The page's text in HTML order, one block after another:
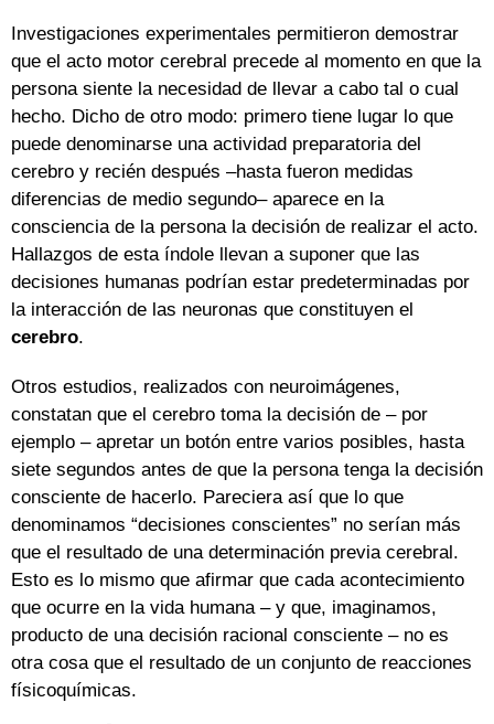
Investigaciones experimentales permitieron demostrar
que el acto motor cerebral precede al momento en que la
persona siente la necesidad de llevar a cabo tal o cual
hecho. Dicho de otro modo: primero tiene lugar lo que
puede denominarse una actividad preparatoria del
cerebro y recién después –hasta fueron medidas
diferencias de medio segundo– aparece en la
consciencia de la persona la decisión de realizar el acto.
Hallazgos de esta índole llevan a suponer que las
decisiones humanas podrían estar predeterminadas por
la interacción de las neuronas que constituyen el
cerebro.
Otros estudios, realizados con neuroimágenes,
constatan que el cerebro toma la decisión de – por
ejemplo – apretar un botón entre varios posibles, hasta
siete segundos antes de que la persona tenga la decisión
consciente de hacerlo. Pareciera así que lo que
denominamos “decisiones conscientes” no serían más
que el resultado de una determinación previa cerebral.
Esto es lo mismo que afirmar que cada acontecimiento
que ocurre en la vida humana – y que, imaginamos,
producto de una decisión racional consciente – no es
otra cosa que el resultado de un conjunto de reacciones
físicoquímicas.